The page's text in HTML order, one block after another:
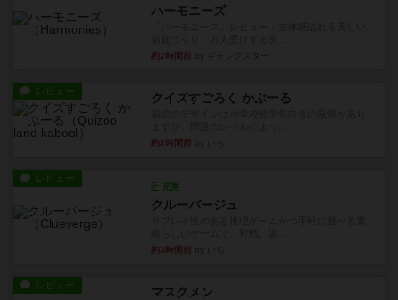
ハーモニーズ
約2時間前
レビュー クイズすごろく かぶーる
約2時間前
レビュー
充実
クルーバージュ
約3時間前
レビュー マスクメン